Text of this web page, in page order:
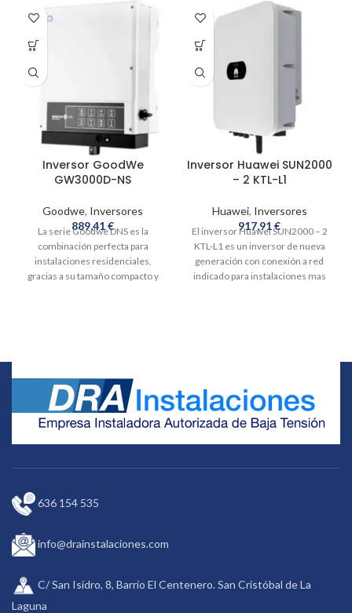
Inversor GoodWe
GW3000D-NS
Goodwe, Inversores
889,41€
La serie Goodwe DNS es la
combinación perfecta para
instalaciones residenciales,
gracias a su tamaño compacto y
que se pueda montar dentro o
fuera de su hogar. Con un voltaje
de arranque bajo de solo 120 V y el
rango de voltaje más grande de 80-
sistema de su hogar.
Inversor Huawei SUN2000
– 2 KTL-L1
Huawei, Inversores
917,91€
El inversor Huawei SUN2000 – 2
KTL-L1 es un inversor de nueva
generación con conexión a red
indicado para instalaciones mas
636 154 535
info@drainstalaciones.com
C/ San Isidro, 8, Barrio El Centenero. San Cristóbal de La
Laguna